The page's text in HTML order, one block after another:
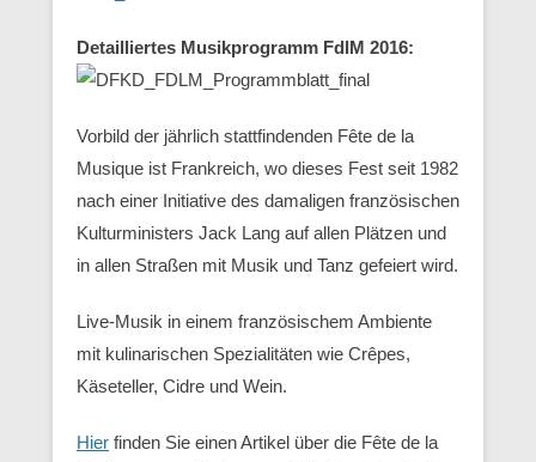
Detailliertes Musikprogramm FdlM 2016:
Vorbild der jährlich stattfindenden Fête de la
Musique ist Frankreich, wo dieses Fest seit 1982
nach einer Initiative des damaligen französischen
Kulturministers Jack Lang auf allen Plätzen und
in allen Straßen mit Musik und Tanz gefeiert wird.
Live-Musik in einem französischem Ambiente
mit kulinarischen Spezialitäten wie Crêpes,
Käseteller, Cidre und Wein.
Hier finden Sie einen Artikel über die Fête de la